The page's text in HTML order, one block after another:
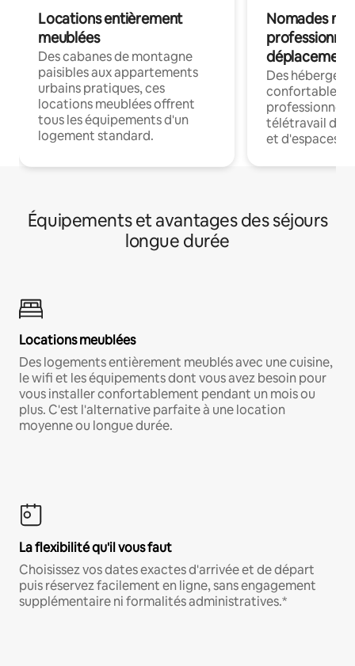
Locations entièrement
meublées
Des cabanes de montagne
paisibles aux appartements
urbains pratiques, ces
locations meublées offrent
tous les équipements d'un
logement standard.
Nomades
déplacement
Des
confortables
professionnels
télétravail
et d'espaces
Équipements et avantages des séjours
longue durée
Locations meublées
Des logements entièrement meublés avec une cuisine,
le wifi et les équipements dont vous avez besoin pour
vous installer confortablement pendant un mois ou
plus. C'est l'alternative parfaite à une location
moyenne ou longue durée.
La flexibilité qu'il vous faut
Choisissez vos dates exactes d'arrivée et de départ
puis réservez facilement en ligne, sans engagement
supplémentaire ni formalités administratives.*